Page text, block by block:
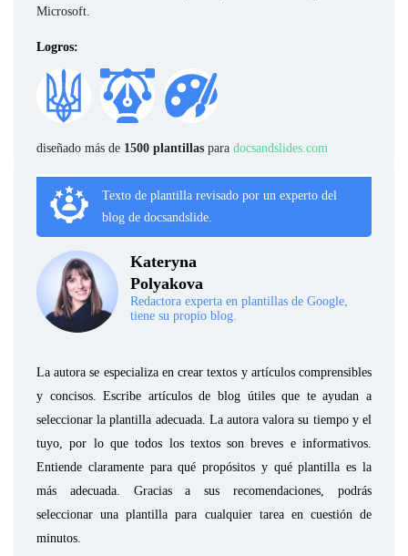
Microsoft.
Logros:
diseñado más de 1500 plantillas para docsandslides.com
Texto de plantilla revisado por un experto del
blog de docsandslide.
Kateryna
Polyakova
Redactora experta en plantillas de Google,
tiene su propio blog.
La autora se especializa en crear textos y artículos comprensibles
y concisos. Escribe artículos de blog útiles que te ayudan a
seleccionar la plantilla adecuada. La autora valora su tiempo y el
tuyo, por lo que todos los textos son breves e informativos.
Entiende claramente para qué propósitos y qué plantilla es la
más adecuada. Gracias a sus recomendaciones, podrás
seleccionar una plantilla para cualquier tarea en cuestión de
minutos.